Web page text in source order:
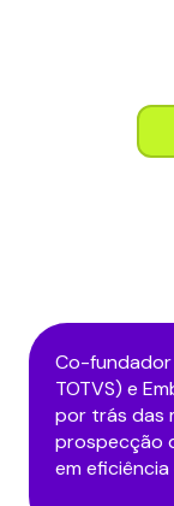
Co-fundador
TOTVS) e
por trás das
prospecção
em